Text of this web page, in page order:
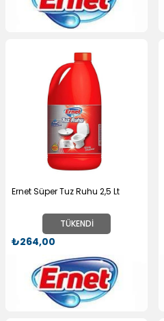
TÜKENDI
Ernet Süper Tuz Ruhu 2,5 Lt
₺264,00